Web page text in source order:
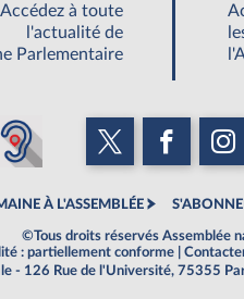
Accédez à toute
l'actualité de
Parlementaire
À L'ASSEMBLÉE
©Tous droits réservés Assemblée
: partiellement conforme
- 126 Rue de l'Université, 75355